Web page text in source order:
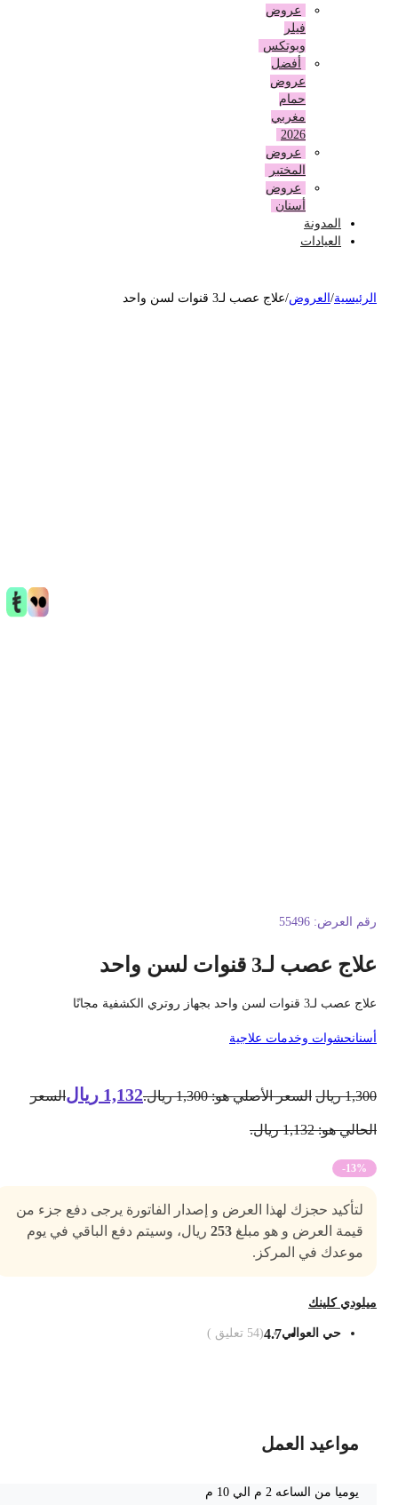
عروض
وبوتكس
أفضل
عروض
حمام
مغربي
عروض
المختبر
عروض
أسنان
المدونة
العيادات
/العروض علاج عصب لـ3 قنوات لسن واحد
العرض: 55496
عصب لـ3 قنوات لسن واحد
عصب لـ3 قنوات لسن واحد بجهاز روتري الكشفية مجانًا
حشوات وخدمات علاجية
ريال السعر الأصلي هو: 1,300 ريال. 1,132 ريال السعر
هو: 1,132 ريال.
-13%
لتأكيد حجزك لهذا العرض و إصدار الفاتورة يرجى دفع جزء من
قيمة العرض و هو مبلغ253 ريال، وسيتم دفع الباقي في يوم
موعدك في المركز.
كلينك
حي العوالي4.7
(
54تعليق )
مواعيد العمل
يوميا من الساعه 2 م الي 10 م